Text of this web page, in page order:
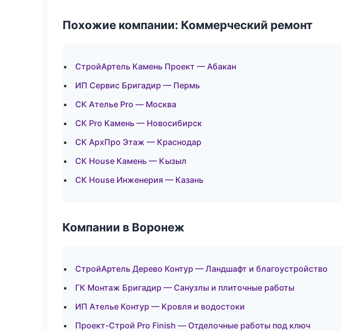
Похожие компании: Коммерческий ремонт
СтройАртель Камень Проект — Абакан
ИП Сервис Бригадир — Пермь
СК Ателье Pro — Москва
СК Pro Камень — Новосибирск
СК АрхПро Этаж — Краснодар
СК House Камень — Кызыл
СК House Инженерия — Казань
Компании в Воронеж
СтройАртель Дерево Контур — Ландшафт и благоустройство
ГК Монтаж Бригадир — Санузлы и плиточные работы
ИП Ателье Контур — Кровля и водостоки
Проект-Строй Pro Finish — Отделочные работы под ключ